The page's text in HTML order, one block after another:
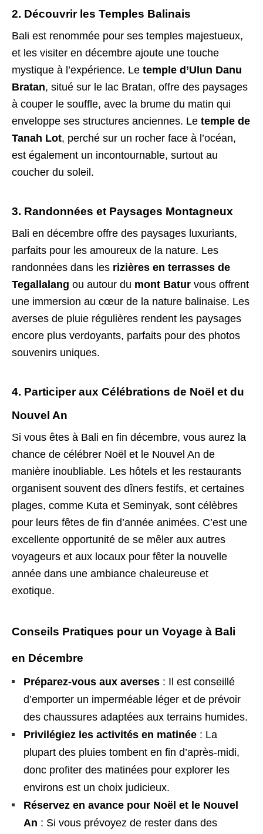
2. Découvrir les Temples Balinais
Bali est renommée pour ses temples majestueux,
et les visiter en décembre ajoute une touche
mystique à l’expérience. Le temple d’Ulun Danu
Bratan, situé sur le lac Bratan, offre des paysages
à couper le souffle, avec la brume du matin qui
enveloppe ses structures anciennes. Le temple de
Tanah Lot, perché sur un rocher face à l’océan,
est également un incontournable, surtout au
coucher du soleil.
3. Randonnées et Paysages Montagneux
Bali en décembre offre des paysages luxuriants,
parfaits pour les amoureux de la nature. Les
randonnées dans les rizières en terrasses de
Tegallalang ou autour du mont Batur vous offrent
une immersion au cœur de la nature balinaise. Les
averses de pluie régulières rendent les paysages
encore plus verdoyants, parfaits pour des photos
souvenirs uniques.
4. Participer aux Célébrations de Noël et du
Nouvel An
Si vous êtes à Bali en fin décembre, vous aurez la
chance de célébrer Noël et le Nouvel An de
manière inoubliable. Les hôtels et les restaurants
organisent souvent des dîners festifs, et certaines
plages, comme Kuta et Seminyak, sont célèbres
pour leurs fêtes de fin d’année animées. C’est une
excellente opportunité de se mêler aux autres
voyageurs et aux locaux pour fêter la nouvelle
année dans une ambiance chaleureuse et
exotique.
Conseils Pratiques pour un Voyage à Bali
en Décembre
Préparez-vous aux averses : Il est conseillé
d’emporter un imperméable léger et de prévoir
des chaussures adaptées aux terrains humides.
Privilégiez les activités en matinée : La
plupart des pluies tombent en fin d’après-midi,
donc profiter des matinées pour explorer les
environs est un choix judicieux.
Réservez en avance pour Noël et le Nouvel
An : Si vous prévoyez de rester dans des